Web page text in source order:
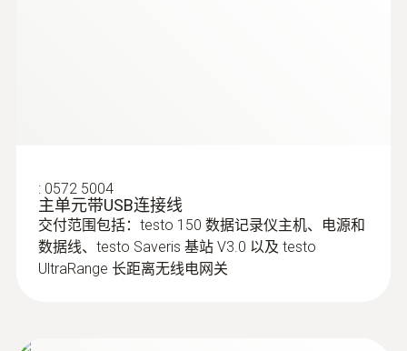
: 0572 5004
主单元带USB连接线
交付范围包括：testo 150 数据记录仪主机、电源和
数据线、testo Saveris 基站 V3.0 以及 testo
UltraRange 长距离无线电网关